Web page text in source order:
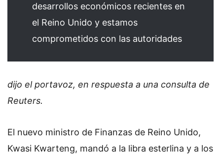
desarrollos económicos recientes en
el Reino Unido y estamos
comprometidos con las autoridades
dijo el portavoz, en respuesta a una consulta de
Reuters.
El nuevo ministro de Finanzas de Reino Unido,
Kwasi Kwarteng, mandó a la libra esterlina y a los